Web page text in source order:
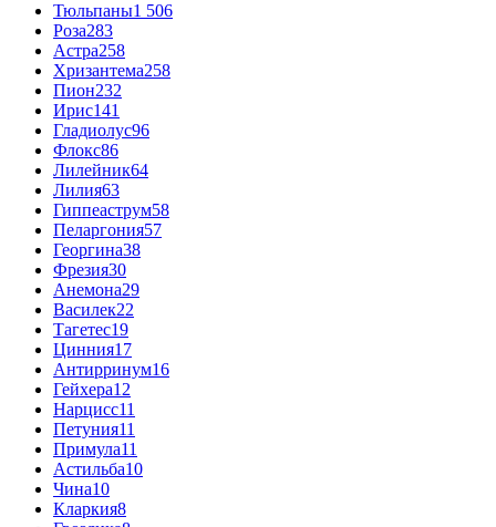
Тюльпаны1 506
Роза283
Астра258
Хризантема258
Пион232
Ирис141
Гладиолус96
Флокс86
Лилейник64
Лилия63
Гиппеаструм58
Пеларгония57
Георгина38
Фрезия30
Анемона29
Василек22
Тагетес19
Цинния17
Антирринум16
Гейхера12
Нарцисс11
Петуния11
Примула11
Астильба10
Чина10
Кларкия8